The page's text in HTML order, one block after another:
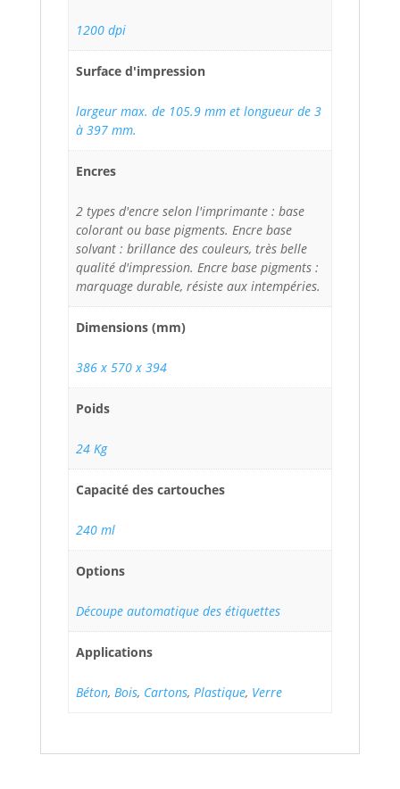
1200 dpi
Surface d'impression
largeur max. de 105.9 mm et longueur de 3
à 397 mm.
Encres
2 types d'encre selon l'imprimante : base
colorant ou base pigments. Encre base
solvant : brillance des couleurs, très belle
qualité d'impression. Encre base pigments :
marquage durable, résiste aux intempéries.
Dimensions (mm)
386 x 570 x 394
Poids
24 Kg
Capacité des cartouches
240 ml
Options
Découpe automatique des étiquettes
Applications
Béton, Bois, Cartons, Plastique, Verre